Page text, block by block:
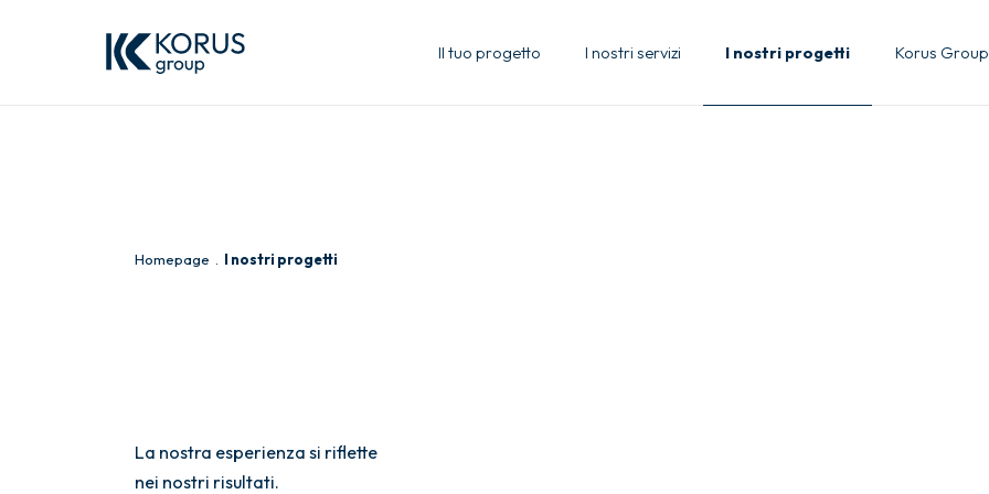
Il tuo progetto I nostri servizi I nostri progetti Korus Group
Homepage I nostri progetti
La nostra esperienza si riflette
nei nostri risultati.